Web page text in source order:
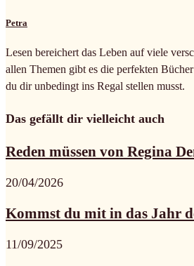
Petra
Lesen bereichert das Leben auf viele
allen Themen gibt es die perfekten
du dir unbedingt ins Regal stellen musst.
Das gefällt dir vielleicht auch
Reden müssen von Regina
20/04/2026
Kommst du mit in das Jahr
11/09/2025